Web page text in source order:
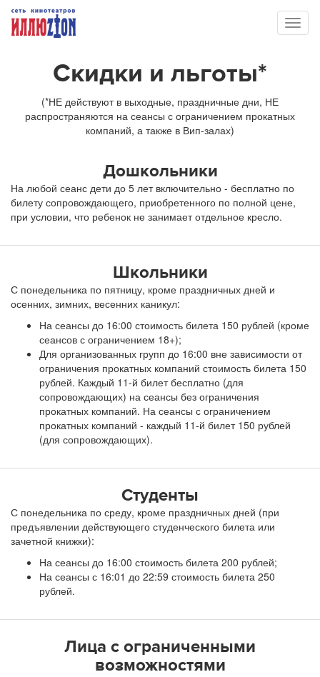
Скидки и льготы*
(*НЕ действуют в выходные, праздничные дни, НЕ
распространяются на сеансы с ограничением прокатных
компаний, а также в Вип-залах)
Дошкольники
На любой сеанс дети до 5 лет включительно - бесплатно по
билету сопровождающего, приобретенного по полной цене,
при условии, что ребенок не занимает отдельное кресло.
Школьники
С понедельника по пятницу, кроме праздничных дней и
осенних, зимних, весенних каникул:
На сеансы до 16:00 стоимость билета 150 рублей (кроме
сеансов с ограничением 18+);
Для организованных групп до 16:00 вне зависимости от
ограничения прокатных компаний стоимость билета 150
рублей. Каждый 11-й билет бесплатно (для
сопровождающих) на сеансы без ограничения
прокатных компаний. На сеансы с ограничением
прокатных компаний - каждый 11-й билет 150 рублей
(для сопровождающих).
Студенты
С понедельника по среду, кроме праздничных дней (при
предъявлении действующего студенческого билета или
зачетной книжки):
На сеансы до 16:00 стоимость билета 200 рублей;
На сеансы с 16:01 до 22:59 стоимость билета 250
рублей.
Лица с ограниченными
возможностями